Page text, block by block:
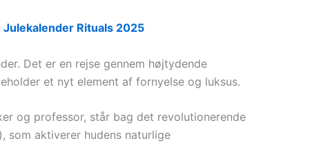
Julekalender Rituals 2025
Det er en rejse gennem højtydende
et nyt element af fornyelse og luksus.
og professor, står bag det revolutionerende
som aktiverer hudens naturlige